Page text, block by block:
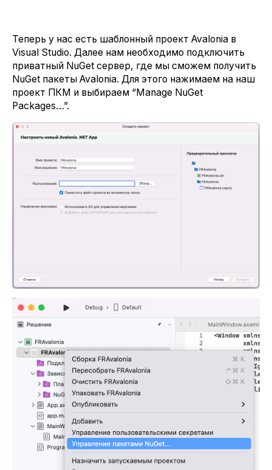
Теперь у нас есть шаблонный проект Avalonia в
Visual Studio. Далее нам необходимо подключить
приватный NuGet сервер, где мы сможем получить
NuGet пакеты Avalonia. Для этого нажимаем на наш
проект ПКМ и выбираем “Manage NuGet
Packages…”.